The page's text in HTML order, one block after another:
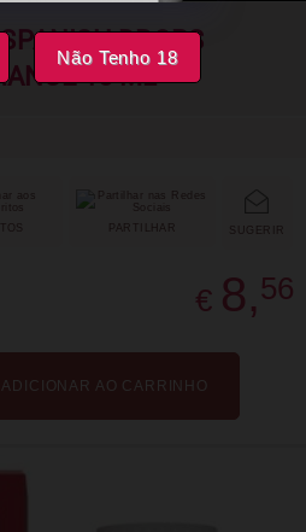
Não Tenho 18
DROPS
15 ML
SUGERIR
€ 8, 56
ADICIONAR AO CARRINHO